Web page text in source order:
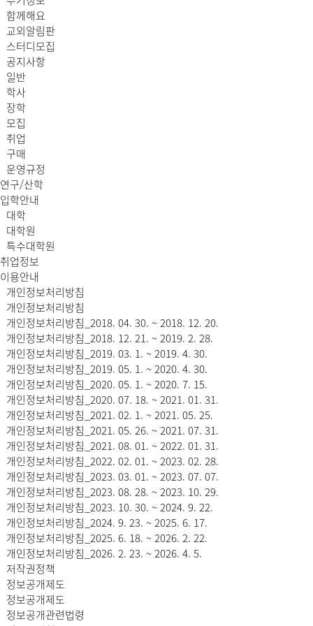
함께해요
교외알림판
스터디모집
공지사항
일반
학사
장학
모집
취업
구매
운영규정
연구/산학
입학안내
대학
대학원
특수대학원
취업정보
이용안내
개인정보처리방침
개인정보처리방침
개인정보처리방침_2018. 04. 30. ~ 2018. 12. 20.
개인정보처리방침_2018. 12. 21. ~ 2019. 2. 28.
개인정보처리방침_2019. 03. 1. ~ 2019. 4. 30.
개인정보처리방침_2019. 05. 1. ~ 2020. 4. 30.
개인정보처리방침_2020. 05. 1. ~ 2020. 7. 15.
개인정보처리방침_2020. 07. 18. ~ 2021. 01. 31.
개인정보처리방침_2021. 02. 1. ~ 2021. 05. 25.
개인정보처리방침_2021. 05. 26. ~ 2021. 07. 31.
개인정보처리방침_2021. 08. 01. ~ 2022. 01. 31.
개인정보처리방침_2022. 02. 01. ~ 2023. 02. 28.
개인정보처리방침_2023. 03. 01. ~ 2023. 07. 07.
개인정보처리방침_2023. 08. 28. ~ 2023. 10. 29.
개인정보처리방침_2023. 10. 30. ~ 2024. 9. 22.
개인정보처리방침_2024. 9. 23. ~ 2025. 6. 17.
개인정보처리방침_2025. 6. 18. ~ 2026. 2. 22.
개인정보처리방침_2026. 2. 23. ~ 2026. 4. 5.
저작권정책
정보공개제도
정보공개제도
정보공개관련법령